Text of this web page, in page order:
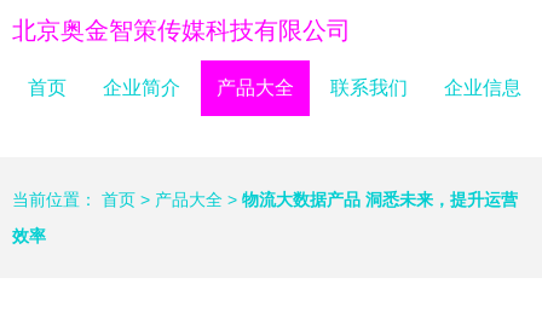
北京奥金智策传媒科技有限公司
首页 企业简介 产品大全 联系我们 企业信息
当前位置： 首页 > 产品大全 > 物流大数据产品 洞悉未来，提升运营
效率